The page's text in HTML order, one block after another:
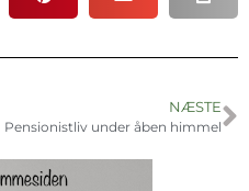
NÆSTE
Pensionistliv under åben himmel